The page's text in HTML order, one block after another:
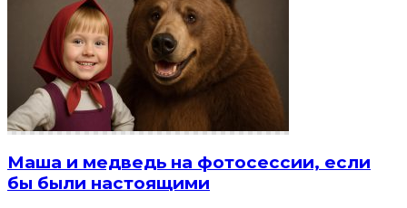
Маша и медведь на фотосессии, если
бы были настоящими